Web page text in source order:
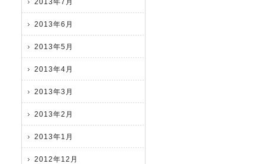
2013年7月
2013年6月
2013年5月
2013年4月
2013年3月
2013年2月
2013年1月
2012年12月